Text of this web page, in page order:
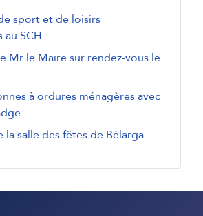
sport et de loisirs
SCH
Mr le Maire sur rendez-vous le
à ordures ménagères avec
la salle des fêtes de Bélarga